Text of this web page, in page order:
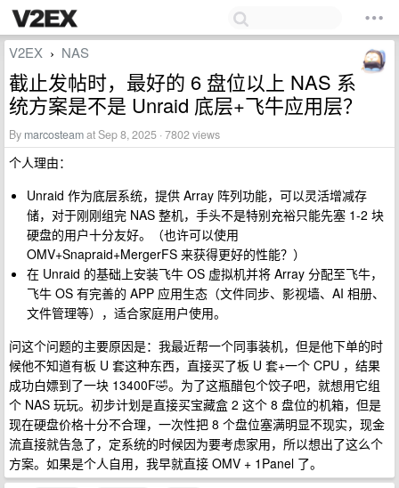
V2EX › NAS
截止发帖时，最好的 6 盘位以上 NAS 系
统方案是不是 Unraid 底层+飞牛应用层？
By marcosteamat Sep 8, 2025 · 7802 views
个人理由：
Unraid 作为底层系统，提供 Array 阵列功能，可以灵活增减存
储，对于刚刚组完 NAS 整机，手头不是特别充裕只能先塞 1-2 块
硬盘的用户十分友好。（也许可以使用
OMV+Snapraid+MergerFS 来获得更好的性能？）
在 Unraid 的基础上安装飞牛 OS 虚拟机并将 Array 分配至飞牛，
飞牛 OS 有完善的 APP 应用生态（文件同步、影视墙、AI 相册、
文件管理等），适合家庭用户使用。
问这个问题的主要原因是：我最近帮一个同事装机，但是他下单的时
候他不知道有板 U 套这种东西，直接买了板 U 套+一个 CPU ，结果
成功白嫖到了一块 13400F🤣。为了这瓶醋包个饺子吧，就想用它组
个 NAS 玩玩。初步计划是直接买宝藏盒 2 这个 8 盘位的机箱，但是
现在硬盘价格十分不合理，一次性把 8 个盘位塞满明显不现实，现金
流直接就告急了，定系统的时候因为要考虑家用，所以想出了这么个
方案。如果是个人自用，我早就直接 OMV + 1Panel 了。